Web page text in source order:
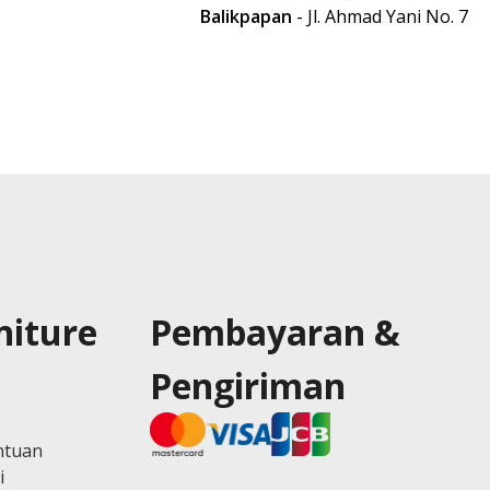
Balikpapan - Jl. Ahmad Yani No. 7
Pembayaran &
Pengiriman